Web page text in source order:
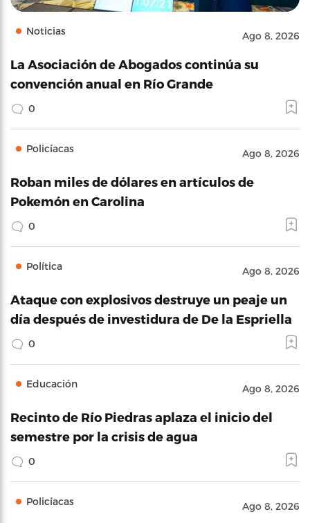
Noticias Ago 8, 2026
La Asociación de Abogados continúa su
convención anual en Río Grande
0
Policíacas Ago 8, 2026
Roban miles de dólares en artículos de
Pokemón en Carolina
0
Política Ago 8, 2026
Ataque con explosivos destruye un peaje un
día después de investidura de De la Espriella
0
Educación Ago 8, 2026
Recinto de Río Piedras aplaza el inicio del
semestre por la crisis de agua
0
Policíacas Ago 8, 2026